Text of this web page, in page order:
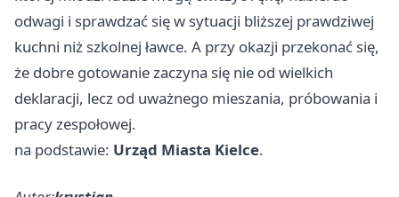
odwagi i sprawdzać się w sytuacji bliższej prawdziwej
kuchni niż szkolnej ławce. A przy okazji przekonać się,
że dobre gotowanie zaczyna się nie od wielkich
deklaracji, lecz od uważnego mieszania, próbowania i
pracy zespołowej.
na podstawie: Urząd Miasta Kielce.